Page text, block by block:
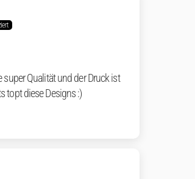
super Qualität und der Druck ist
topt diese Designs :)